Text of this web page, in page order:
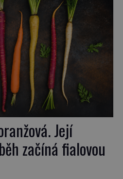
Její
začíná fialovou